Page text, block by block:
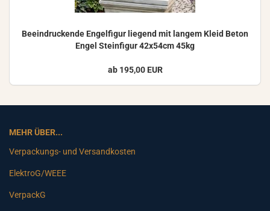
Be­ein­dru­cken­de En­gel­fi­gur lie­gend mit lan­gem Kleid Beton
Engel Stein­fi­gur 42x54cm 45kg
ab 195,00 EUR
MEHR ÜBER...
Verpackungs- und Versandkosten
ElektroG/WEEE
VerpackG